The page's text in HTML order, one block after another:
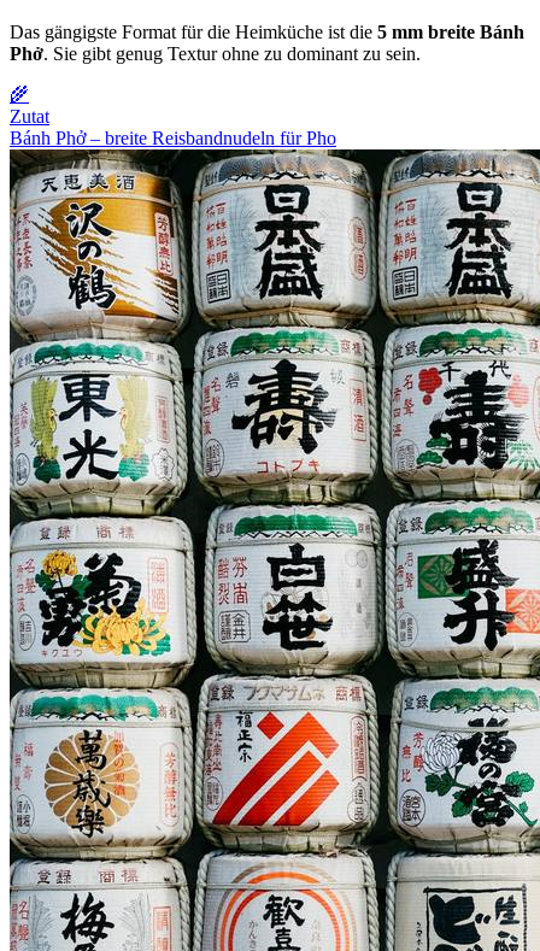
Das gängigste Format für die Heimküche ist die 5 mm breite Bánh
Phở. Sie gibt genug Textur ohne zu dominant zu sein.
🌾
Zutat
Bánh Phở – breite Reisbandnudeln für Pho